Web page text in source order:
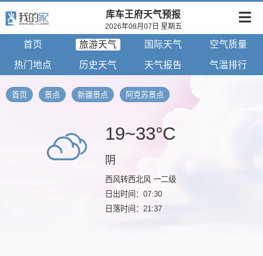
库车王府天气预报
2026年08月07日 星期五
首页 旅游天气 国际天气 空气质量
热门地点 历史天气 天气报告 气温排行
首页 景点 新疆景点 阿克苏景点
19~33°C
阴
西风转西北风 一二级
日出时间：07:30
日落时间：21:37